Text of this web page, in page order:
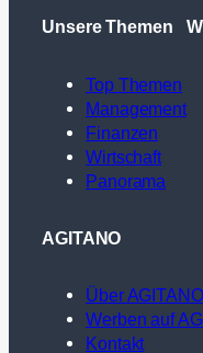
Unsere Themen
Top Themen
Management
Finanzen
Wirtschaft
Panorama
AGITANO
Über AGITANO
Werben auf
Kontakt